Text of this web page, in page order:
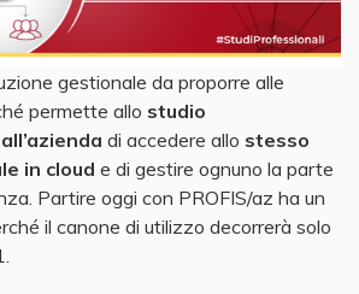
gestionale da proporre alle
permette allo studio
all’azienda di accedere allo stesso
in cloud e di gestire ognuno la parte
Partire oggi con PROFIS/az ha un
il canone di utilizzo decorrerà solo